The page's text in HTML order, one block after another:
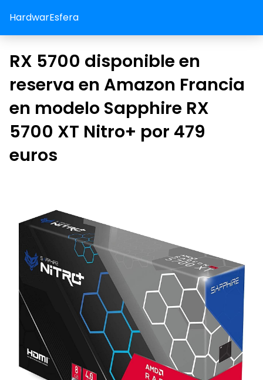
HardwarEsfera
RX 5700 disponible en
reserva en Amazon Francia
en modelo Sapphire RX
5700 XT Nitro+ por 479
euros